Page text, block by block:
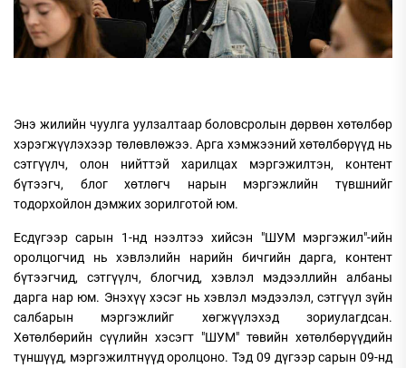
Энэ жилийн чуулга уулзалтаар боловсролын дөрвөн хөтөлбөр
хэрэгжүүлэхээр төлөвлөжээ. Арга хэмжээний хөтөлбөрүүд нь
сэтгүүлч, олон нийттэй харилцах мэргэжилтэн, контент
бүтээгч, блог хөтлөгч нарын мэргэжлийн түвшнийг
тодорхойлон дэмжих зорилготой юм.
Есдүгээр сарын 1-нд нээлтээ хийсэн "ШУМ мэргэжил"-ийн
оролцогчид нь хэвлэлийн нарийн бичгийн дарга, контент
бүтээгчид, сэтгүүлч, блогчид, хэвлэл мэдээллийн албаны
дарга нар юм. Энэхүү хэсэг нь хэвлэл мэдээлэл, сэтгүүл зүйн
салбарын мэргэжлийг хөгжүүлэхэд зориулагдсан.
Хөтөлбөрийн сүүлийн хэсэгт "ШУМ" төвийн хөтөлбөрүүдийн
түншүүд, мэргэжилтнүүд оролцоно. Тэд 09 дүгээр сарын 09-нд